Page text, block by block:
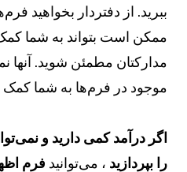
ببرید. از دفتردار بخواهید فرم‌ها
ممکن است بتواند به شما کمک
مدارکتان مطمئن شوید. آنها
موجود در فرم‌ها به شما کمک
اگر درآمد کمی دارید و
را بپردازید ، می‌توانیدفرم